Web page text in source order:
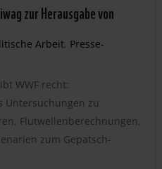
zur Herausgabe von
Arbeit, Presse-
WWF recht:
Untersuchungen zu
Flutwellenberechnungen,
zum Gepatsch-